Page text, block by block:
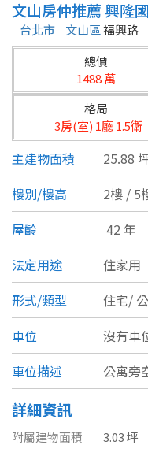
不限
台北市
基隆市
新北市
宜蘭縣
桃園市
新竹市
新竹縣
苗栗縣
台中市
彰化縣
類型(可複選)
公寓
別墅 透天厝
農舍 辦公
坪數
不拘
文山房仲推薦 興隆
台北市 文山區福興路
總價
1488 萬
格局
3房(室) 1廳 1.5衛
主建物面積
25.88
樓別/樓高
2樓 / 5
屋齡
42 年
法定用途
住家用
形式/類型
住宅/
車位
沒有車
車位描述
公寓旁
詳細資訊
附屬建物面積
3.03 坪